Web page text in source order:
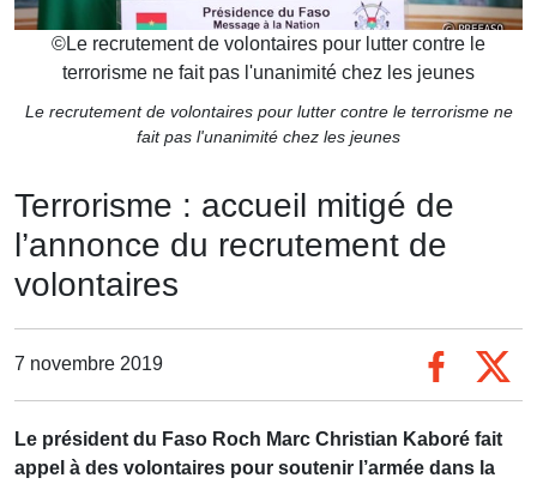
©Le recrutement de volontaires pour lutter contre le
terrorisme ne fait pas l'unanimité chez les jeunes
Le recrutement de volontaires pour lutter contre le terrorisme ne
fait pas l'unanimité chez les jeunes
Terrorisme : accueil mitigé de
l’annonce du recrutement de
volontaires
7 novembre 2019
Le président du Faso Roch Marc Christian Kaboré fait
appel à des volontaires pour soutenir l’armée dans la